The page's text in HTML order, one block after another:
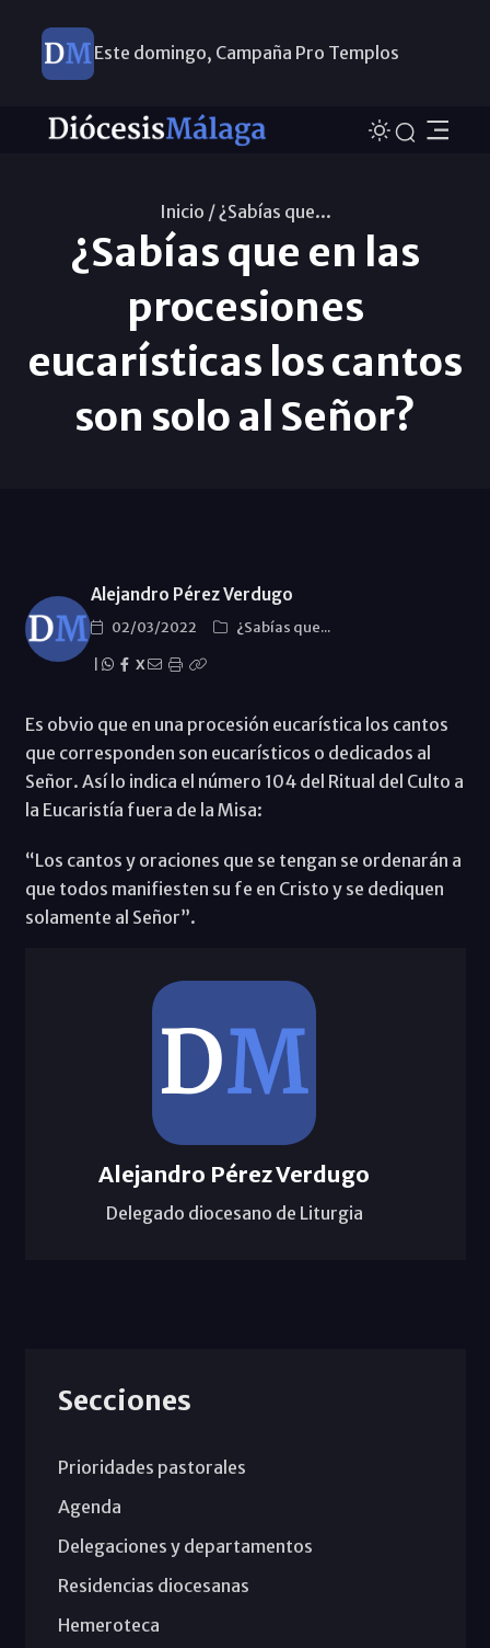
Este domingo, Campaña Pro Templos
Inicio /¿Sabías que...
¿Sabías que en las
procesiones
eucarísticas los cantos
son solo al Señor?
Alejandro Pérez Verdugo
02/03/2022
¿Sabías que...
X
Es obvio que en una procesión eucarística los cantos
que corresponden son eucarísticos o dedicados al
Señor. Así lo indica el número 104 del Ritual del Culto a
la Eucaristía fuera de la Misa:
“Los cantos y oraciones que se tengan se ordenarán a
que todos manifiesten su fe en Cristo y se dediquen
solamente al Señor”.
Alejandro Pérez Verdugo
Delegado diocesano de Liturgia
Secciones
Prioridades pastorales
Agenda
Delegaciones y departamentos
Residencias diocesanas
Hemeroteca